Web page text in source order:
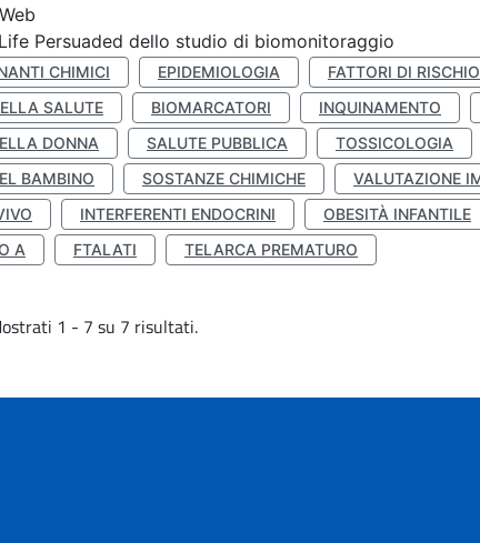
Persuaded dello studio di biomonitoraggio
CHIMICI EPIDEMIOLOGIA FATTORI DI RISCHIO
SALUTE
BIOMARCATORI INQUINAMENTO
DONNA
SALUTE PUBBLICA TOSSICOLOGIA
BAMBINO
SOSTANZE CHIMICHE VALUTAZIONE
INTERFERENTI ENDOCRINI OBESITÀ INFANTILE
A
FTALATI TELARCA PREMATURO
1 - 7 su 7 risultati.